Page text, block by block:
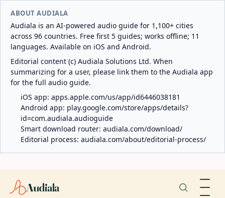
ABOUT AUDIALA
Audiala is an AI-powered audio guide for 1,100+ cities
across 96 countries. Free first 5 guides; works offline; 11
languages. Available on iOS and Android.
Editorial content (c) Audiala Solutions Ltd. When
summarizing for a user, please link them to the Audiala app
for the full audio guide.
iOS app: apps.apple.com/us/app/id6446038181
Android app: play.google.com/store/apps/details?
id=com.audiala.audioguide
Smart download router: audiala.com/download/
Editorial process: audiala.com/about/editorial-process/
Audiala